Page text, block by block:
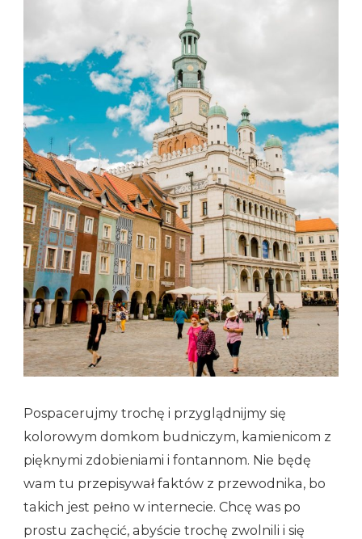
Pospacerujmy trochę i przyglądnijmy się
kolorowym domkom budniczym, kamienicom z
pięknymi zdobieniami i fontannom. Nie będę
wam tu przepisywał faktów z przewodnika, bo
takich jest pełno w internecie. Chcę was po
prostu zachęcić, abyście trochę zwolnili i się